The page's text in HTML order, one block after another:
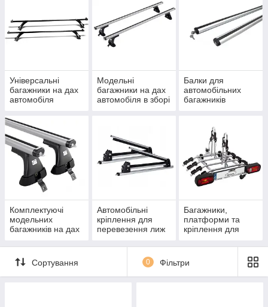
Універсальні
багажники на дах
автомобіля
Модельні
багажники на дах
автомобіля в зборі
Балки для
автомобільних
багажників
Комплектуючі
модельних
багажників на дах
Автомобільні
кріплення для
перевезення лиж
Багажники,
платформи та
кріплення для
велосипедів
Сортування
0 Фільтри